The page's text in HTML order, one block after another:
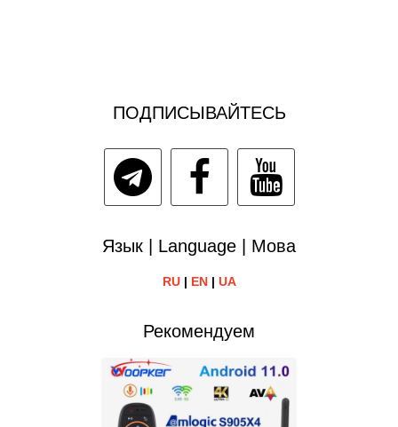
ПОДПИСЫВАЙТЕСЬ
Язык | Language | Мова
RU| EN| UA
Рекомендуем